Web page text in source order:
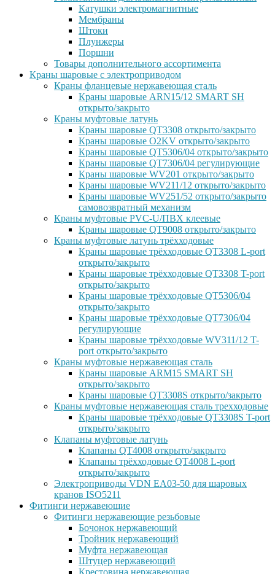
Катушки электромагнитные
Мембраны
Штоки
Плунжеры
Поршни
Товары дополнительного ассортимента
Краны шаровые с электроприводом
Краны фланцевые нержавеющая сталь
Краны шаровые ARN15/12 SMART SH
открыто/закрыто
Краны муфтовые латунь
Краны шаровые QT3308 открыто/закрыто
Краны шаровые O2KV открыто/закрыто
Краны шаровые QT5306/04 открыто/закрыто
Краны шаровые QT7306/04 регулирующие
Краны шаровые WV201 открыто/закрыто
Краны шаровые WV211/12 открыто/закрыто
Краны шаровые WV251/52 открыто/закрыто
самовозвратный механизм
Краны муфтовые PVC-U/ПВХ клеевые
Краны шаровые QT9008 открыто/закрыто
Краны муфтовые латунь трёхходовые
Краны шаровые трёхходовые QT3308 L-port
открыто/закрыто
Краны шаровые трёхходовые QT3308 T-port
открыто/закрыто
Краны шаровые трёхходовые QT5306/04
открыто/закрыто
Краны шаровые трёхходовые QT7306/04
регулирующие
Краны шаровые трёхходовые WV311/12 T-
port открыто/закрыто
Краны муфтовые нержавеющая сталь
Краны шаровые ARM15 SMART SH
открыто/закрыто
Краны шаровые QT3308S открыто/закрыто
Краны муфтовые нержавеющая сталь трехходовые
Краны шаровые трёхходовые QT3308S T-port
открыто/закрыто
Клапаны муфтовые латунь
Клапаны QT4008 открыто/закрыто
Клапаны трёхходовые QT4008 L-port
открыто/закрыто
Электроприводы VDN EA03-50 для шаровых
кранов ISO5211
Фитинги нержавеющие
Фитинги нержавеющие резьбовые
Бочонок нержавеющий
Тройник нержавеющий
Муфта нержавеющая
Штуцер нержавеющий
Крестовина нержавеющая